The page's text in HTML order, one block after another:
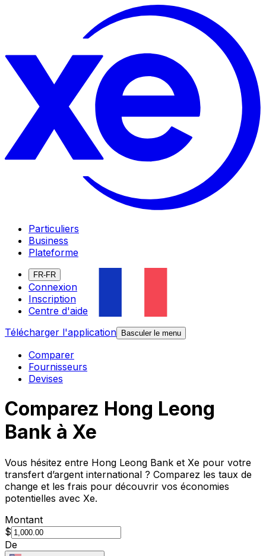
Particuliers
Business
Plateforme
FR-FR
Connexion
Inscription
Centre d'aide
Télécharger l'application
Basculer le menu
Comparer
Fournisseurs
Devises
Comparez Hong Leong
Bank à Xe
Vous hésitez entre Hong Leong Bank et Xe pour votre
transfert d’argent international ? Comparez les taux de
change et les frais pour découvrir vos économies
potentielles avec Xe.
Montant
$
De